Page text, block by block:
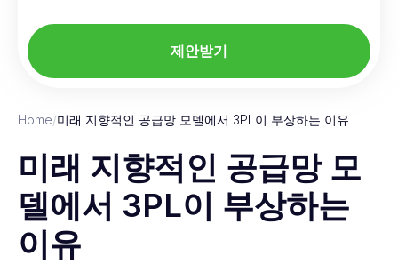
제안받기
Home/미래 지향적인 공급망 모델에서 3PL이 부상하는 이유
미래 지향적인 공급망 모
델에서 3PL이 부상하는
이유